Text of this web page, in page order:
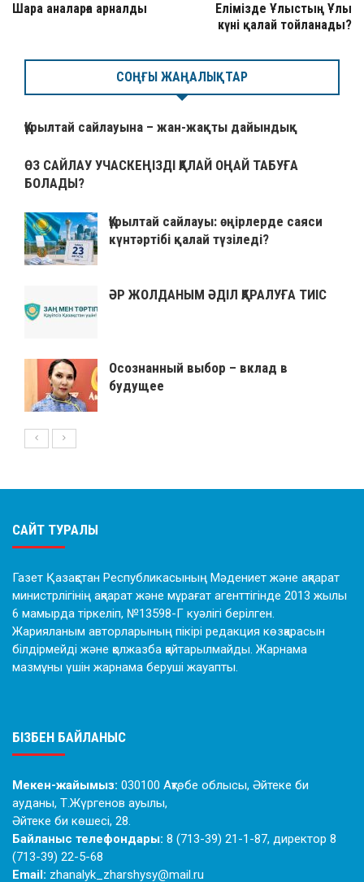
Шара аналарға арналды
Елімізде Ұлыстың Ұлы
күні қалай тойланады?
СОҢҒЫ ЖАҢАЛЫҚТАР
Құрылтай сайлауына – жан-жақты дайындық
ӨЗ САЙЛАУ УЧАСКЕҢІЗДІ ҚАЛАЙ ОҢАЙ ТАБУҒА
БОЛАДЫ?
Құрылтай сайлауы: өңірлерде саяси
күнтәртібі қалай түзіледі?
ӘР ЖОЛДАНЫМ ӘДІЛ ҚАРАЛУҒА ТИІС
Осознанный выбор – вклад в
будущее
САЙТ ТУРАЛЫ
Газет Қазақстан Республикасының Мәдениет және ақпарат
министрлігінің ақпарат және мұрағат агенттігінде 2013 жылы
6 мамырда тіркеліп, №13598-Г куәлігі берілген.
Жарияланым авторларының пікірі редакция көзқарасын
білдірмейді және қолжазба қайтарылмайды. Жарнама
мазмұны үшін жарнама беруші жауапты.
БІЗБЕН БАЙЛАНЫС
Мекен-жайымыз: 030100 Ақтөбе облысы, Әйтеке би
ауданы, Т.Жүргенов ауылы,
Әйтеке би көшесі, 28.
Байланыс телефондары: 8 (713-39) 21-1-87, директор 8
(713-39) 22-5-68
Email: zhanalyk_zharshysy@mail.ru